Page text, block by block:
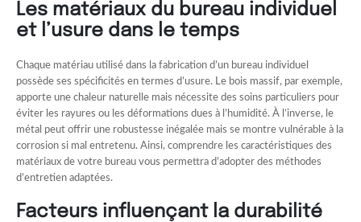
Les matériaux du bureau individuel
et l’usure dans le temps
Chaque matériau utilisé dans la fabrication d’un bureau individuel
possède ses spécificités en termes d’usure. Le bois massif, par exemple,
apporte une chaleur naturelle mais nécessite des soins particuliers pour
éviter les rayures ou les déformations dues à l’humidité. À l’inverse, le
métal peut offrir une robustesse inégalée mais se montre vulnérable à la
corrosion si mal entretenu. Ainsi, comprendre les caractéristiques des
matériaux de votre bureau vous permettra d’adopter des méthodes
d’entretien adaptées.
Facteurs influençant la durabilité